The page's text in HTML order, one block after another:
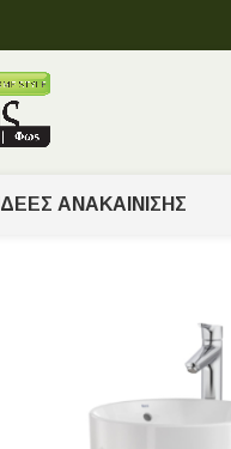
ΙΔΈΕΣ ΑΝΑΚΑΊΝΙΣΗΣ